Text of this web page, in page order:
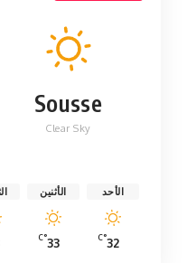
Sousse
Clear Sky
الأحد
32
°C
الأثنين
33
°C